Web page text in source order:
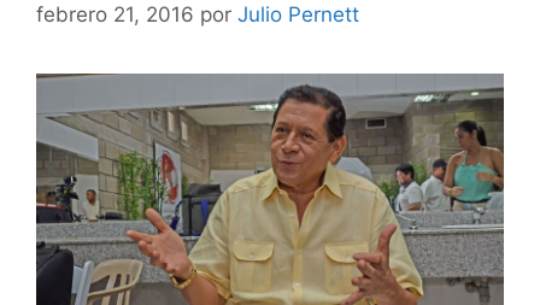
febrero 21, 2016 por Julio Pernett